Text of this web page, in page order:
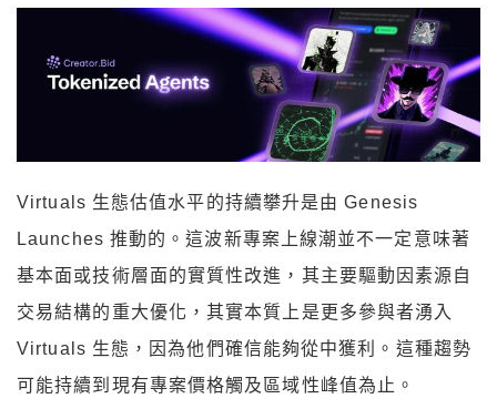
Virtuals 生態估值水平的持續攀升是由 Genesis
Launches 推動的。這波新專案上線潮並不一定意味著
基本面或技術層面的實質性改進，其主要驅動因素源自
交易結構的重大優化，其實本質上是更多參與者湧入
Virtuals 生態，因為他們確信能夠從中獲利。這種趨勢
可能持續到現有專案價格觸及區域性峰值為止。